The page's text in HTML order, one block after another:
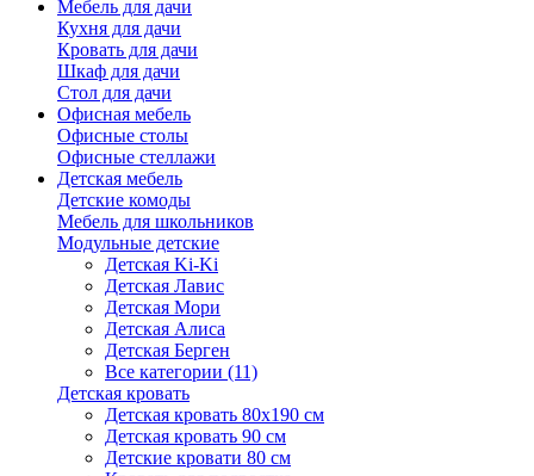
Мебель для дачи
Кухня для дачи
Кровать для дачи
Шкаф для дачи
Стол для дачи
Офисная мебель
Офисные столы
Офисные стеллажи
Детская мебель
Детские комоды
Мебель для школьников
Модульные детские
Детская Ki-Ki
Детская Лавис
Детская Мори
Детская Алиса
Детская Берген
Все категории (11)
Детская кровать
Детская кровать 80х190 см
Детская кровать 90 см
Детские кровати 80 см